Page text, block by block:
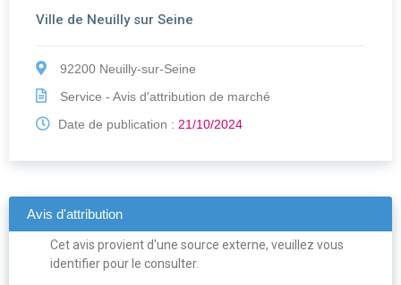
Ville de Neuilly sur Seine
92200 Neuilly-sur-Seine
Service - Avis d'attribution de marché
Date de publication : 21/10/2024
Avis d'attribution
Cet avis provient d'une source externe, veuillez vous
identifier pour le consulter.